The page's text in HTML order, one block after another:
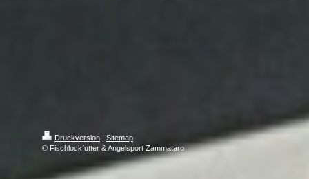
Druckversion | Sitemap
© Fischlockfutter & Angelsport Zammataro